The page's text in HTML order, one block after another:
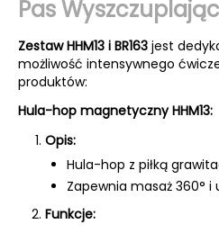
Pas
Zestaw HHM13 i BR163 jest
możliwość intensywnego
produktów:
Hula-hop magnetyczny HHM13:
Opis:
Hula-hop z piłką
Zapewnia masaż 360°
Funkcje: